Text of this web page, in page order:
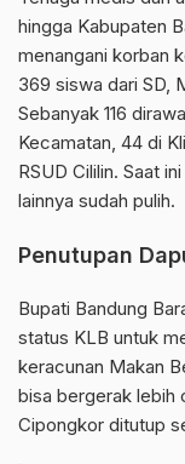
hingga Kabupaten
menangani korban
369 siswa dari SD,
Sebanyak 116
Kecamatan, 44 di
RSUD Cililin. Saat
lainnya sudah pulih.
Penutupan
Bupati Bandung
status KLB untuk
keracunan Makan
bisa bergerak lebih
Cipongkor ditutup